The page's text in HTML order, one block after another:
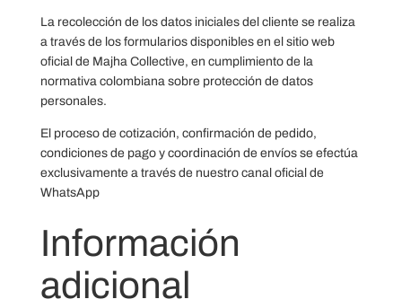
La recolección de los datos iniciales del cliente se realiza
a través de los formularios disponibles en el sitio web
oficial de Majha Collective, en cumplimiento de la
normativa colombiana sobre protección de datos
personales.
El proceso de cotización, confirmación de pedido,
condiciones de pago y coordinación de envíos se efectúa
exclusivamente a través de nuestro canal oficial de
WhatsApp
Información
adicional